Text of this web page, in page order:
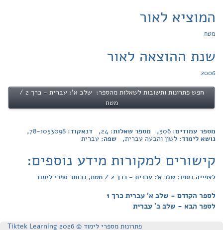
המוציא לאור
מטח
שנת ההוצאה לאור
2006
חפש פתרונות ותשובות לשאלות מהספר: שלב א': עברית - כרך 2 /
מטח
מספר עמודים: 306, מספר שאלות: 24, דנאקוד: 78-1053098
,
נושא לימוד: לשון והבעה עברית, שפה: עברית
קישורים למקורות מידע נוספים:
לצפייה בספר: שלב א': עברית - כרך 2 / מטח, בכותר ספרי לימוד
לספר הקודם - שלב א' עברית כרך 1
לספר הבא - שלב ב' עברית
פתרונות מספרי לימוד © Tiktek Learning 2026